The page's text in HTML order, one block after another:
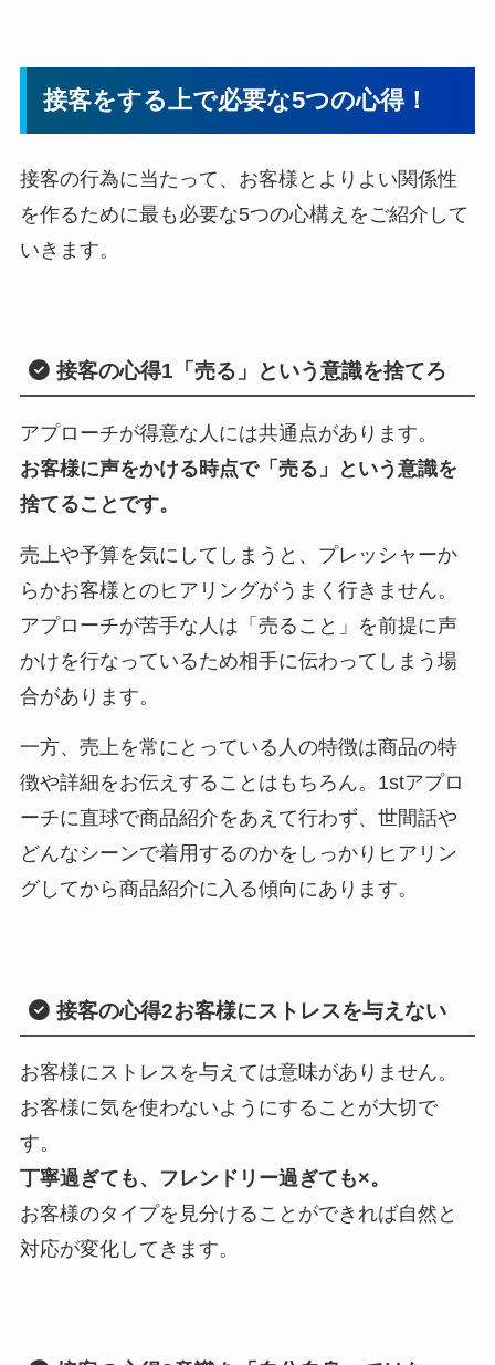
接客をする上で必要な5つの心得！
接客の行為に当たって、お客様とよりよい関係性
を作るために最も必要な5つの心構えをご紹介して
いきます。
接客の心得1 「売る」という意識を捨てろ
アプローチが得意な人には共通点があります。
お客様に声をかける時点で「売る」という意識を
捨てることです。
売上や予算を気にしてしまうと、プレッシャーか
らかお客様とのヒアリングがうまく行きません。
アプローチが苦手な人は「売ること」を前提に声
かけを行なっているため相手に伝わってしまう場
合があります。
一方、売上を常にとっている人の特徴は商品の特
徴や詳細をお伝えすることはもちろん。1stアプロ
ーチに直球で商品紹介をあえて行わず、世間話や
どんなシーンで着用するのかをしっかりヒアリン
グしてから商品紹介に入る傾向にあります。
接客の心得2お客様にストレスを与えない
お客様にストレスを与えては意味がありません。
お客様に気を使わないようにすることが大切で
す。
丁寧過ぎても、フレンドリー過ぎても×。
お客様のタイプを見分けることができれば自然と
対応が変化してきます。